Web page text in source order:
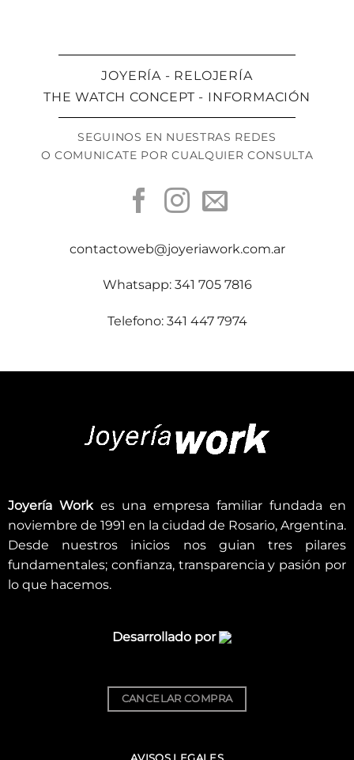
JOYERÍA - RELOJERÍA
THE WATCH CONCEPT - INFORMACIÓN
SEGUINOS EN NUESTRAS REDES
O COMUNICATE POR CUALQUIER CONSULTA
contactoweb@joyeriawork.com.ar
Whatsapp: 341 705 7816
Telefono: 341 447 7974
Joyería Workes una empresa familiar fundada en
noviembre de 1991 en la ciudad de Rosario, Argentina.
Desde nuestros inicios nos guian tres pilares
fundamentales; confianza, transparencia y pasión por
lo que hacemos.
Desarrollado por
CANCELAR COMPRA